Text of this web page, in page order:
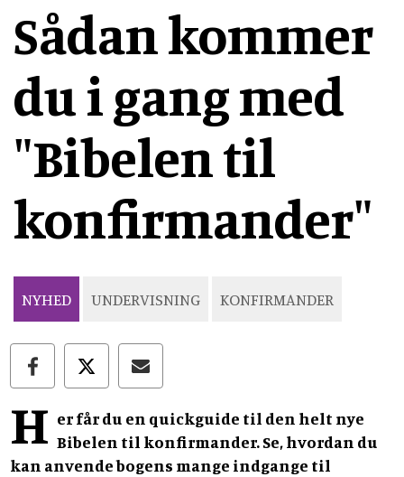
Sådan kommer
du i gang med
"Bibelen til
konfirmander"
NYHED UNDERVISNING KONFIRMANDER
H er får du en quickguide til den helt nye
Bibelen til konfirmander. Se, hvordan du
kan anvende bogens mange indgange til